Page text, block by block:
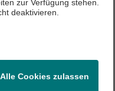
nehmen
bestmöglich zu